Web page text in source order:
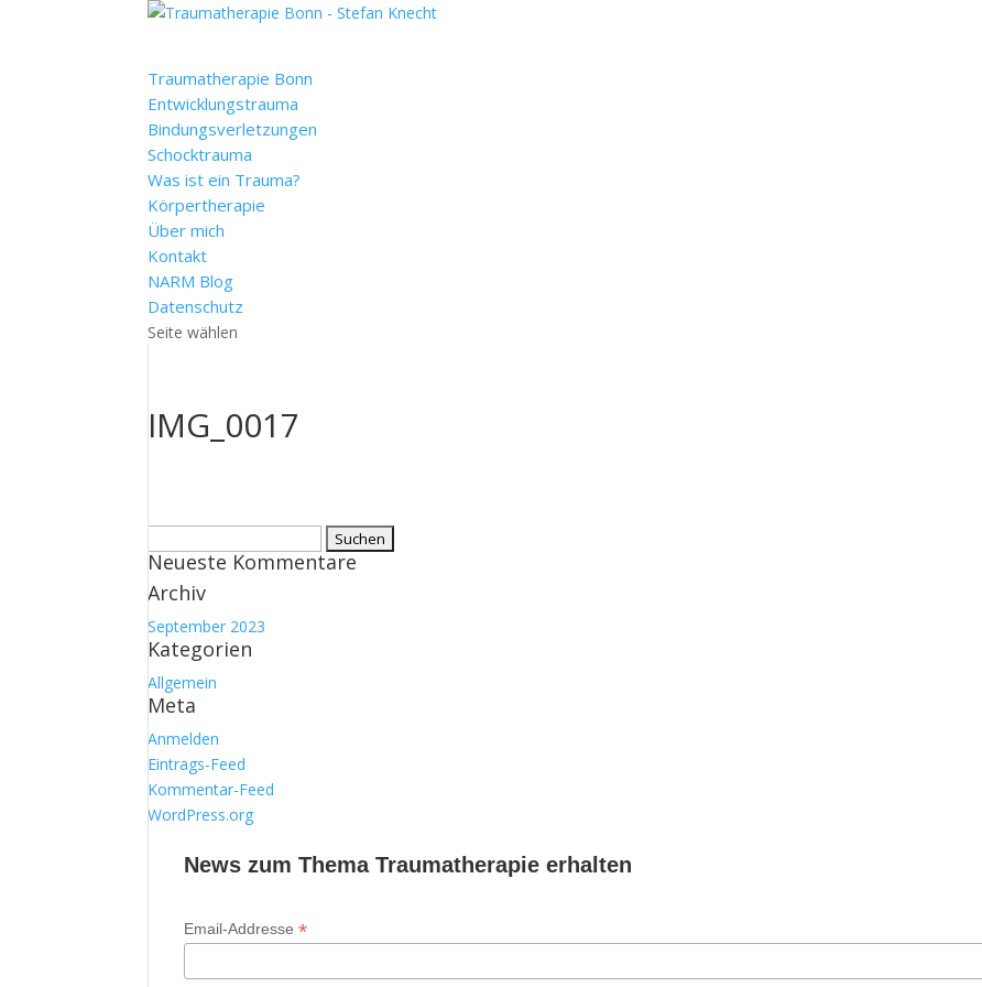
Traumatherapie Bonn
Entwicklungstrauma
Bindungsverletzungen
Schocktrauma
Was ist ein Trauma?
Körpertherapie
Über mich
Kontakt
NARM Blog
Datenschutz
Seite wählen
IMG_0017
nach:
Neueste Kommentare
Archiv
September 2023
Kategorien
Allgemein
Meta
Anmelden
Eintrags-Feed
Kommentar-Feed
WordPress.org
News zum Thema Traumatherapie erhalten
Email-Addresse *